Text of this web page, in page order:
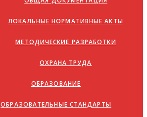
ЛОКАЛЬНЫЕ НОРМАТИВНЫЕ АКТЫ
МЕТОДИЧЕСКИЕ РАЗРАБОТКИ
ОХРАНА ТРУДА
ОБРАЗОВАНИЕ
ОБРАЗОВАТЕЛЬНЫЕ СТАНДАРТЫ